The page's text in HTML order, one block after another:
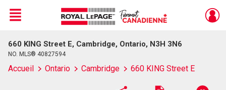
Live
En Direct
Menu
660 KING Street E, Cambridge, Ontario, N3H 3N6
NO. MLS® 40827594
Accueil Ontario Cambridge 660 KING Street E